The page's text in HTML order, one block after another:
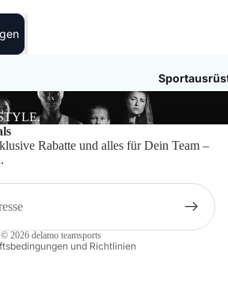
Rabatte und alles für Dein Team –
© 2026 delamo teamsports
und Richtlinien